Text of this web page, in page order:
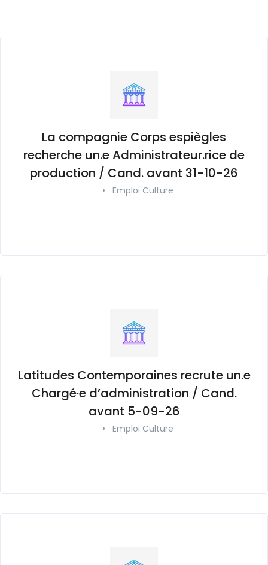
La compagnie Corps espiègles
recherche un.e Administrateur.rice de
production / Cand. avant 31-10-26
• Emploi Culture
Latitudes Contemporaines recrute un.e
Chargé·e d’administration / Cand.
avant 5-09-26
• Emploi Culture